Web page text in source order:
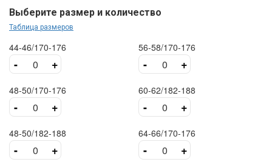
Выберите размер и количество
Таблица размеров
44-46/170-176
- +
48-50/170-176
- +
48-50/182-188
- +
56-58/170-176
- +
60-62/182-188
- +
64-66/170-176
- +